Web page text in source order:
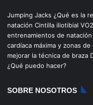
b
o
Jumping Jacks ¿Qué es la
natación Cintilla iliotibial
entrenamientos de
cardíaca máxima y zonas
mejorar la técnica de braza
¿Qué puedo hacer?
SOBRE NOSOTROS